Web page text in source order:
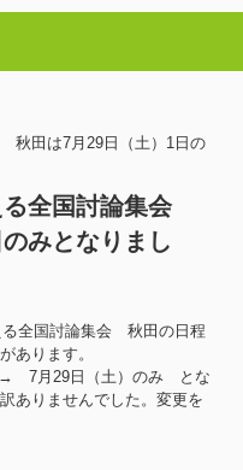
秋田は7月29日（土）1日の
る全国討論集会
みとなりまし
る全国討論集会 秋田の日程
あります。
→ 7月29日（土）のみ とな
ありませんでした。変更を